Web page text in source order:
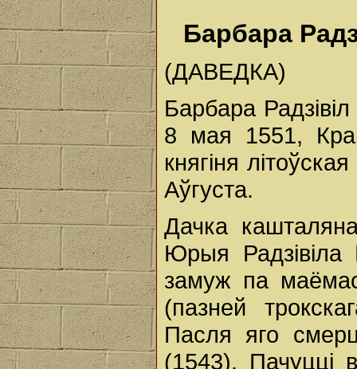
Барбара
(ДАВЕДКА)
Барбара
8 мая 1551,
княгіня
Аўгуста.
Дачка
Юрыя Радзівіла
замуж па
(пазней
Пасля яго
(1543). Пачуцці